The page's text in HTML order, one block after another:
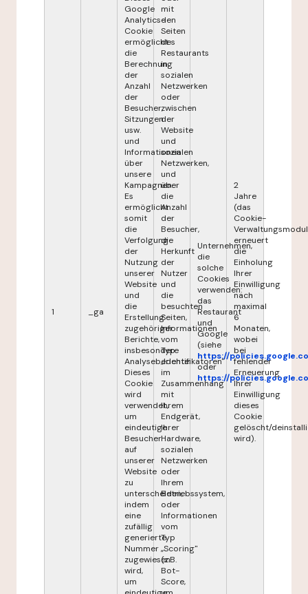
1 _ga
Google
Analytics-
Cookie
ermöglicht
die
Berechnung
der
Anzahl
der
Besucher,
Sitzungen
usw.
und
Informationen
über
unsere
Kampagnen.
Es
ermöglicht
somit
die
Verfolgung
der
Nutzung
unserer
Website
und
die
Erstellung
zugehöriger
Berichte,
insbesondere
Analyseberichte.
Dieses
Cookie
wird
verwendet,
um
eindeutige
Besucher
auf
unserer
Website
zu
unterscheiden,
indem
eine
zufällig
generierte
Nummer
zugewiesen
wird,
um
mit
den
Seiten
des
Restaurants
in
sozialen
Netzwerken
oder
zwischen
der
Website
und
sozialen
Netzwerken,
und
über
die
Anzahl
der
Besucher,
die
Herkunft
der
Nutzer
und
die
besuchten
Seiten,
Informationen
vom
Typ
„Identifikatoren"
im
Zusammenhang
mit
Ihrem
Endgerät,
Ihrer
Hardware,
sozialen
Netzwerken
oder
Ihrem
Betriebssystem,
oder
Informationen
vom
Typ
„Scoring"
(z.B.
Bot-
Score,
Unternehmen,
die
solche
Cookies
verwenden:
das
Restaurant
und
Google
(siehe
https://
oder
https://
2
Jahre
(das
Cookie-
Verwaltungsmodul
erneuert
die
Einholung
Ihrer
Einwilligung
nach
maximal
6
Monaten,
wobei
bei
fehlender
Erneuerung
Ihrer
Einwilligung
dieses
Cookie
gelöscht/
wird).